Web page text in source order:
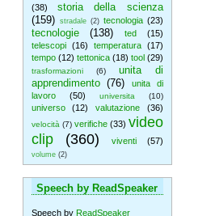
(38)
storia della scienza
(159)
stradale (2) tecnologia (23)
tecnologie (138) ted
(15)
telescopi
(16) temperatura
(17)
tempo (12) tettonica (18) tool (29)
trasformazioni (6)
unita di
apprendimento (76)
unita di
lavoro
(50) universita (10)
universo (12) valutazione (36)
velocità (7) verifiche (33) video
clip
(360) viventi (57)
volume (2)
Speech by ReadSpeaker
Speech by ReadSpeaker